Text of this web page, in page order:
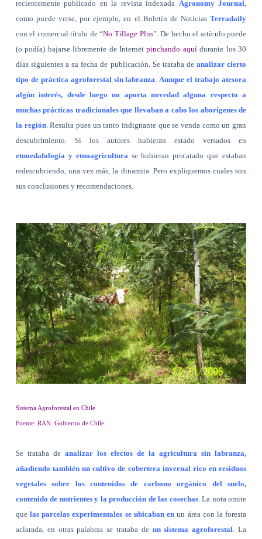
recientemente publicado en la revista indexada Agronomy Journal
como puede verse, por ejemplo, en el Boletín de NoticiasTerradaily
con el comercial título de “No Tillage Plus”.De hecho el artículo puede
(o podía) bajarse libremente de Internetpinchando aquídurante los 30
días siguientes a su fecha de publicación. Se trataba de analizar cierto
tipo de práctica agroforestal sin labranza Aunque el trabajo atesora
algún interés, desde luego no aporta novedad alguna respecto a
muchas prácticas tradicionales que llevaban a cabo los aborígenes de
la región. Resulta pues un tanto indignante que se venda como un gran
descubrimiento. Si los autores hubieran estado versados en
etnoedafología y etnoagricultura se hubieran percatado que estaban
redescubriendo, una vez más, la dinamita. Pero expliquemos cuales son
sus conclusiones y recomendaciones.
Sistema Agroforestal en Chile
Fuente: RAN. Gobierno de Chile
Se trataba de analizar los efectos de la agricultura sin labranza,
añadiendo también un cultivo de cobertera invernal rico en residuos
vegetales sobre los contenidos de carbono orgánico del suelo,
contenido de nutrientes y la producción de las cosechas. La nota omite
quelas parcelas experimentales se ubicaban en un área con la foresta
aclarada, en otras palabras se trataba de un sistema agroforestal . La